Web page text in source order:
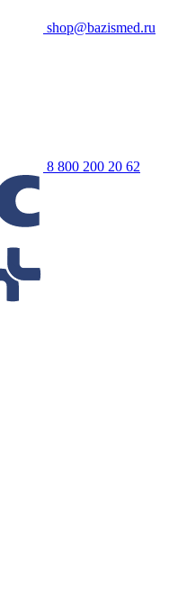
shop@bazismed.ru
8 800 200 20 62